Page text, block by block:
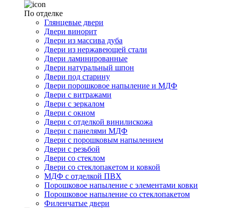
По отделке
Глянцевые двери
Двери винорит
Двери из массива дуба
Двери из нержавеющей стали
Двери ламинированные
Двери натуральный шпон
Двери под старину
Двери порошковое напыление и МДФ
Двери с витражами
Двери с зеркалом
Двери с окном
Двери с отделкой винилискожа
Двери с панелями МДФ
Двери с порошковым напылением
Двери с резьбой
Двери со стеклом
Двери со стеклопакетом и ковкой
МДФ с отделкой ПВХ
Порошковое напыление с элементами ковки
Порошковое напыление со стеклопакетом
Филенчатые двери